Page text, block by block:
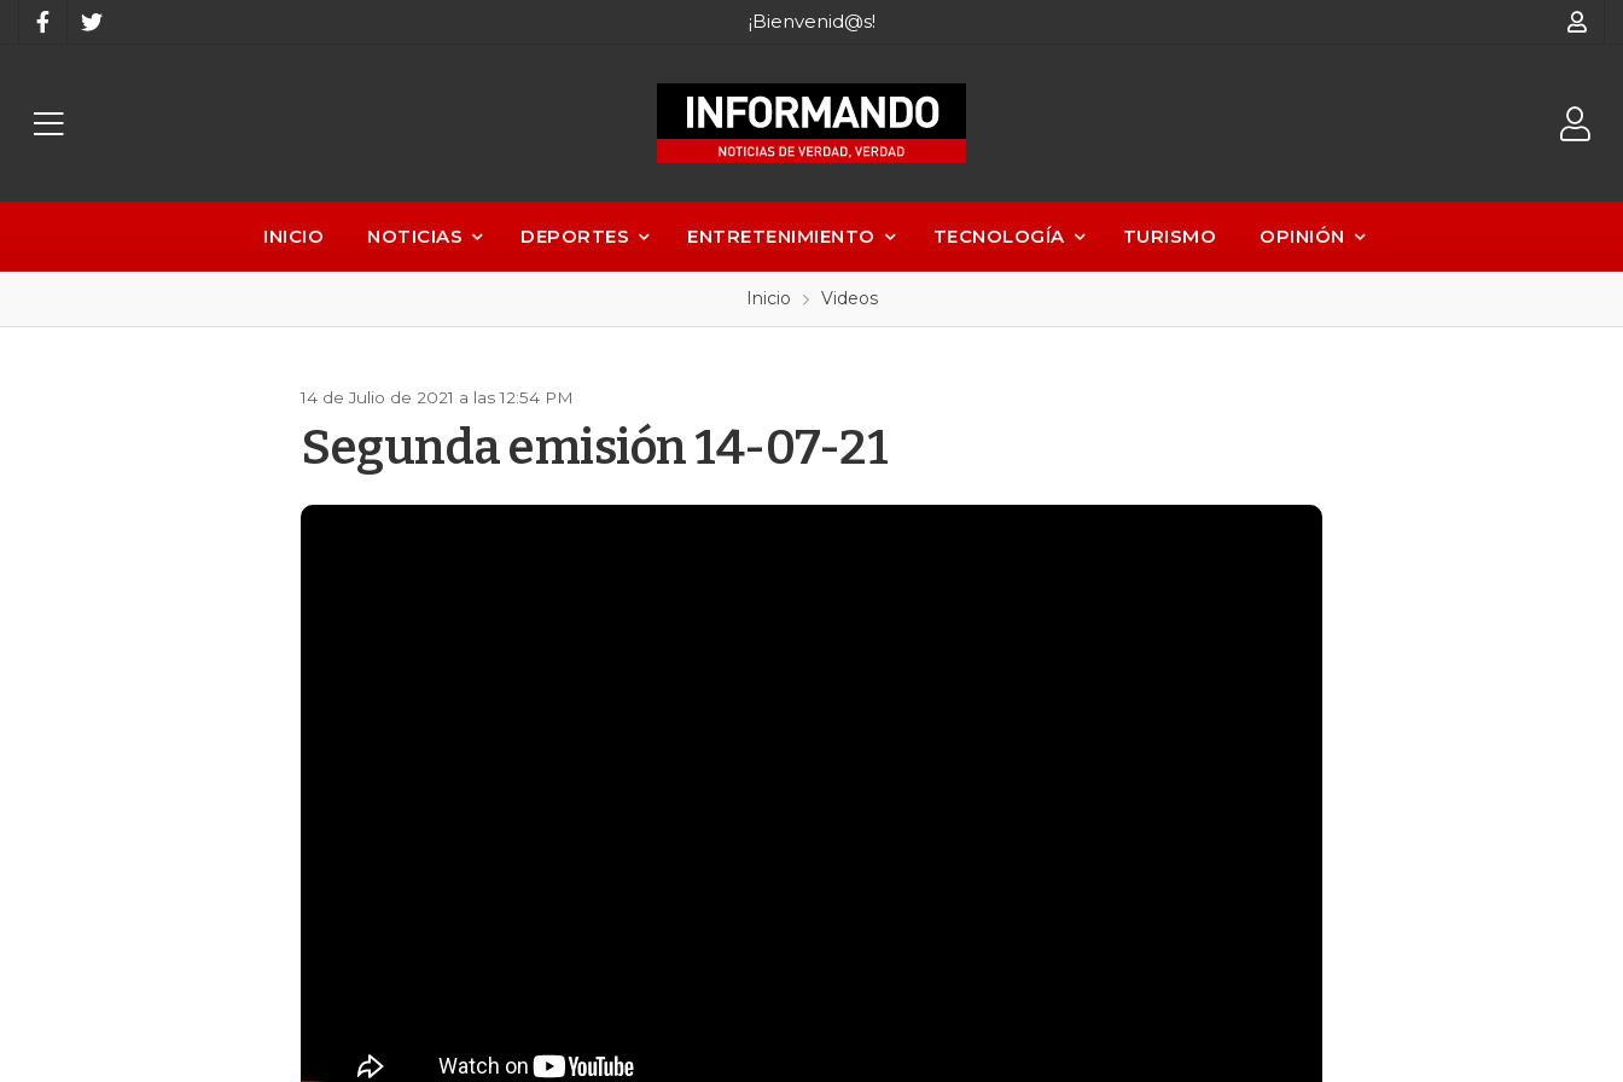
¡Bienvenid@s!
INICIO NOTICIAS DEPORTES ENTRETENIMIENTO TECNOLOGÍA TURISMO OPINIÓN
Inicio Videos
14 de Julio de 2021 a las 12:54 PM
Segunda emisión 14-07-21